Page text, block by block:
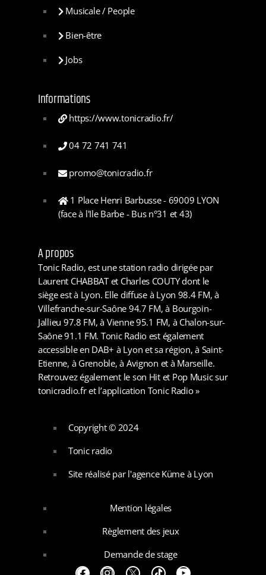
Musicale / People
Bien-être
Jobs
Informations
https://www.tonicradio.fr/
04 72 741 741
promo@tonicradio.fr
1 Place Henri Barbusse - 69009 LYON
(face à l'Ile Barbe - Bus n°31 et 43)
A propos
Tonic Radio, est une station radio dirigée par
Laurent CHABBAT et Charles COUTY dont le
siège est à Lyon. Elle diffuse à Lyon 98.4 FM, à
Villefranche-sur-Saône 94.7 FM, à Bourgoin-
Jallieu 97.8 FM, à Vienne 95.1 FM, à Chalon-sur-
Saône 91.1 FM. Tonic Radio est également
accessible en DAB+ à Lyon et sa région, à Saint-
Etienne, à Grenoble, à Avignon et à Marseille.
Retrouvez également le son Hit et Pop Music sur
tonicradio.fr et l’application Tonic Radio »
Copyright © 2024
Tonic radio
Site réalisé par l'agence Küme à Lyon
Mention légales
Règlement des jeux
Demande de stage